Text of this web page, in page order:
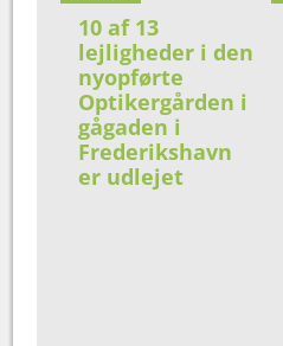
10 af 13
lejligheder i den
nyopførte
Optikergården i
gågaden i
Frederikshavn
er udlejet